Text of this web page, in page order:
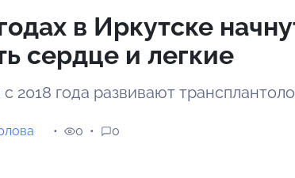
13 м/с
в Иркутске
сердце и легкие
2018 года развивают
0 0